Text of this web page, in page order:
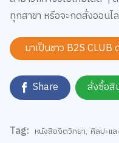
ทุกสาขา หรือจะกดสั่งออน
มาเป็นชาว B2S
Share สั่งซื้อสิ
Tag: หนังสือจิตวิทยา, ศิลปะแ